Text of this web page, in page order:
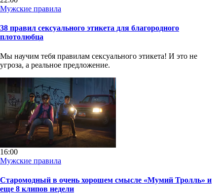
Мужские правила
38 правил сексуального этикета для благородного
плотолюбца
Мы научим тебя правилам сексуального этикета! И это не
угроза, а реальное предложение.
16:00
Мужские правила
Старомодный в очень хорошем смысле «Мумий Тролль» и
еще 8 клипов недели